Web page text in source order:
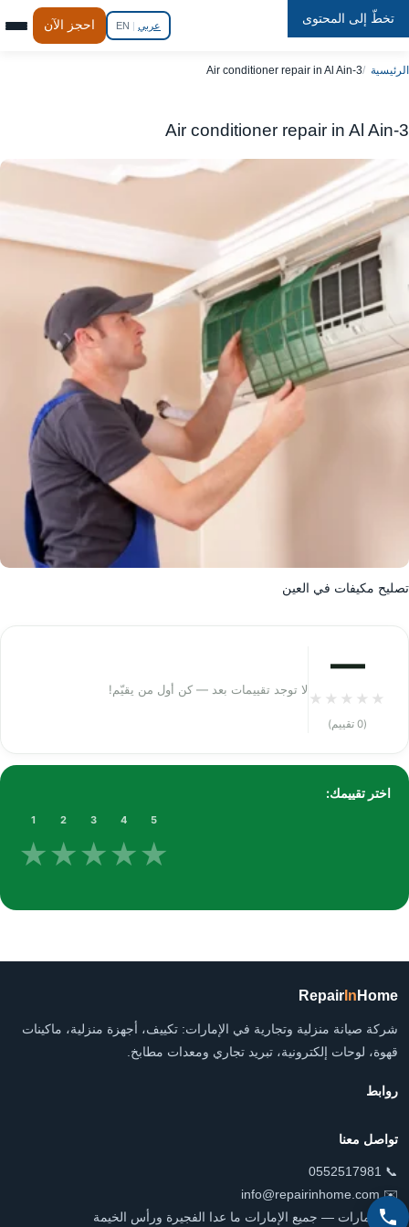
تخطّ إلى المحتوى
RepairIn Home عربي |
EN احجز الآن
الرئيسية Air conditioner repair in Al Ain-3
Air conditioner repair in Al Ain-3
تصليح مكيفات في العين
—
★
★
★
★
★
(0 تقييم)
لا توجد تقييمات بعد — كن أول من يقيّم!
اختر تقييمك:
1
★
2
★
3
★
4
★
5
★
Repair In Home
شركة صيانة منزلية وتجارية في الإمارات: تكييف، أجهزة منزلية، ماكينات
قهوة، لوحات إلكترونية، تبريد تجاري ومعدات مطابخ.
روابط
تواصل معنا
📞 0552517981
✉️ info@repairinhome.com
📍 الإمارات — جميع الإمارات ما عدا الفجيرة ورأس الخيمة